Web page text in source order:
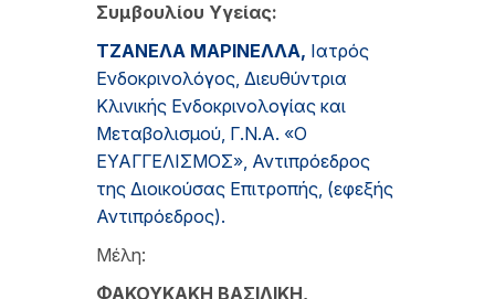
Συμβουλίου Υγείας:
ΤΖΑΝΕΛΑ ΜΑΡΙΝΕΛΛΑ, Ιατρός
Ενδοκρινολόγος, Διευθύντρια
Κλινικής Ενδοκρινολογίας και
Μεταβολισμού, Γ.Ν.Α. «Ο
ΕΥΑΓΓΕΛΙΣΜΟΣ», Αντιπρόεδρος
της Διοικούσας Επιτροπής, (εφεξής
Αντιπρόεδρος).
Μέλη:
ΦΑΚΟΥΚΑΚΗ ΒΑΣΙΛΙΚΗ,